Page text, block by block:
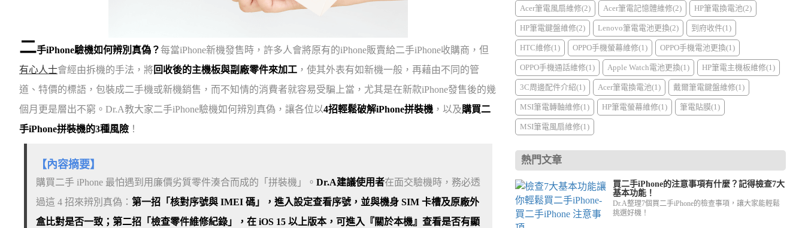
二手iPhone驗機如何辨別真偽？每當iPhone新機發售時，許多人會將原有的iPhone販賣給二手iPhone收購商，但
有心人士會經由拆機的手法，將回收後的主機板與副廠零件來加工 ，使其外表有如新機一般，再藉由不同的管
道、特價的標語，包裝成二手機或新機銷售，而不知情的消費者就容易受騙上當，尤其是在新款iPhone發售後的幾
個月更是層出不窮。Dr.A教大家二手iPhone驗機如何辨別真偽，讓各位以4招輕鬆破解iPhone拼裝機 ，以及購買二
手iPhone拼裝機的3種風險 ！
【內容摘要】
購買二手 iPhone 最怕遇到用廉價劣質零件湊合而成的「拼裝機」。 Dr.A建議使用者在面交驗機時，務必透
過這 4 招來辨別真偽： 第一招「核對序號與 IMEI 碼」，進入設定查看序號，並與機身 SIM 卡槽及原廠外
盒比對是否一致；第二招「檢查零件維修紀錄」，在 iOS 15 以上版本，可進入『關於本機』查看是否有顯
Acer筆電風扇維修(2) Acer筆電記憶體維修(2) HP筆電換電池(2)
HP筆電鍵盤維修(2) Lenovo筆電電池更換(2) 到府收件(1)
HTC維修(1) OPPO手機螢幕維修(1) OPPO手機電池更換(1)
OPPO手機通話維修(1) Apple Watch電池更換(1) HP筆電主機板維修(1)
3C周邊配件介紹(1) Acer筆電換電池(1) 戴爾筆電鍵盤維修(1)
MSI筆電轉軸維修(1) HP筆電螢幕維修(1) 筆電貼膜(1)
MSI筆電風扇維修(1)
熱門文章
買二手iPhone的注意事項有什麼？記得檢查7大
基本功能！
Dr.A整理7個買二手iPhone的檢查事項，讓大家能輕鬆
挑選好機！